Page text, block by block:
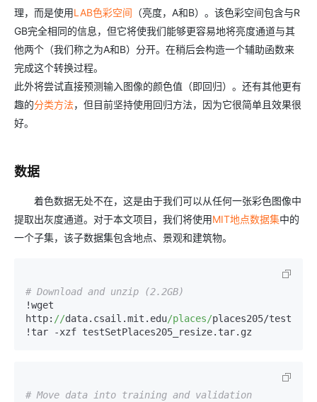
理，而是使用LAB色彩空间 （亮度，A和B）。该色彩空间包含与R
GB完全相同的信息，但它将使我们能够更容易地将亮度通道与其
他两个（我们称之为A和B）分开。在稍后会构造一个辅助函数来
完成这个转换过程。
此外将尝试直接预测输入图像的颜色值（即回归）。还有其他更有
趣的分类方法，但目前坚持使用回归方法，因为它很简单且效果很
好。
数据
着色数据无处不在，这是由于我们可以从任何一张彩色图像中
提取出灰度通道。对于本文项目，我们将使用MIT地点数据集中的
一个子集，该子数据集包含地点、景观和建筑物。
# Download and unzip (2.2GB)
!wget
http: //data.csail.mit.edu/places/places205/
# Move data into training and validation